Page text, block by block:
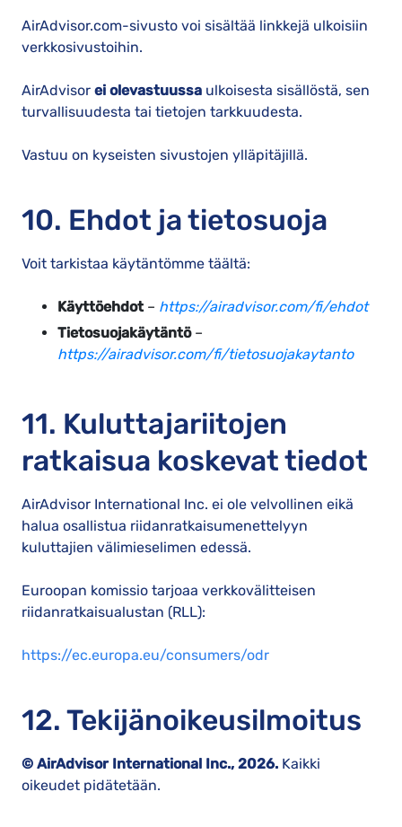
AirAdvisor.com-sivusto voi sisältää linkkejä ulkoisiin
verkkosivustoihin.
AirAdvisor ei olevastuussa ulkoisesta sisällöstä, sen
turvallisuudesta tai tietojen tarkkuudesta.
Vastuu on kyseisten sivustojen ylläpitäjillä.
10. Ehdot ja tietosuoja
Voit tarkistaa käytäntömme täältä:
Käyttöehdot– https://airadvisor.com/fi/ehdot
Tietosuojakäytäntö–
https://airadvisor.com/fi/tietosuojakaytanto
11. Kuluttajariitojen
ratkaisua koskevat tiedot
AirAdvisor International Inc. ei ole velvollinen eikä
halua osallistua riidanratkaisumenettelyyn
kuluttajien välimieselimen edessä.
Euroopan komissio tarjoaa verkkovälitteisen
riidanratkaisualustan (RLL):
https://ec.europa.eu/consumers/odr
12. Tekijänoikeusilmoitus
© AirAdvisor International Inc., 2026. Kaikki
oikeudet pidätetään.